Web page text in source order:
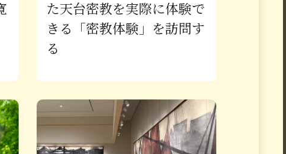
た天台密教を実際に体験で
きる「密教体験」を訪問す
る